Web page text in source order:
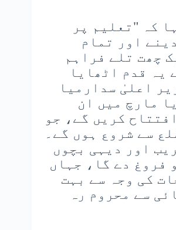
کہ "تعلیم پر
اور تمام
چھت تلے فراہم
یہ قدم اٹھایا
اعلیٰ سدارمیا
مارچ میں ان
کریں گے، جو
سے شروع ہوں گے۔
اور دیہی بچوں
فروغ دے گا، جہاں
کی وجہ سے بہت
سے محروم رہ